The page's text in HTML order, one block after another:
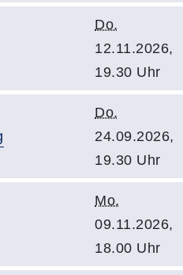
Do.
12.11.2026,
19.30 Uhr
Do.
24.09.2026,
19.30 Uhr
Mo.
09.11.2026,
18.00 Uhr